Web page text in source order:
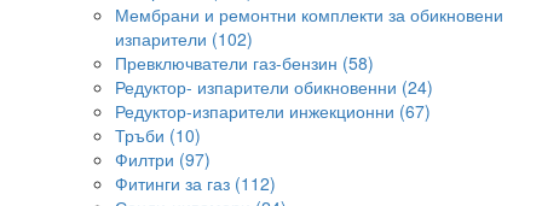
Мембрани и ремонтни комплекти за обикновени
изпарители (102)
Превключватели газ-бензин (58)
Редуктор- изпарители обикновенни (24)
Редуктор-изпарители инжекционни (67)
Тръби (10)
Филтри (97)
Фитинги за газ (112)